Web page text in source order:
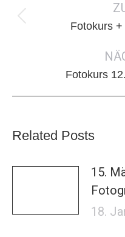
Fotokurs
Fotokurs
Related Posts
15.
18.